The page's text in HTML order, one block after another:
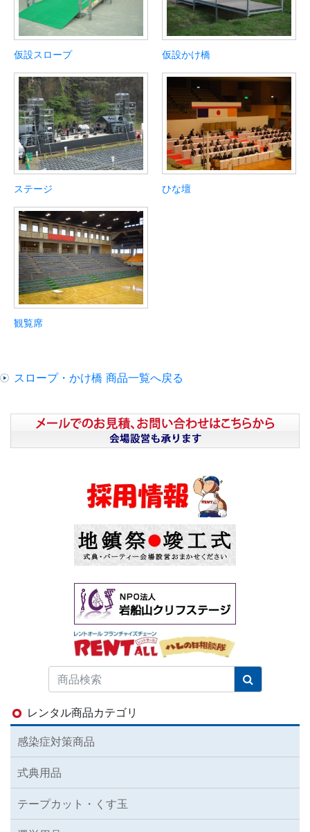
仮設スロープ 仮設かけ橋
ステージ ひな壇
観覧席
スロープ・かけ橋 商品一覧へ戻る
レンタル商品カテゴリ
感染症対策商品
式典用品
テープカット・くす玉